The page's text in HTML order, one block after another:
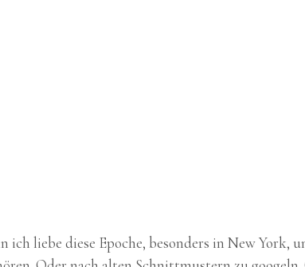
liebe diese Epoche, besonders in New